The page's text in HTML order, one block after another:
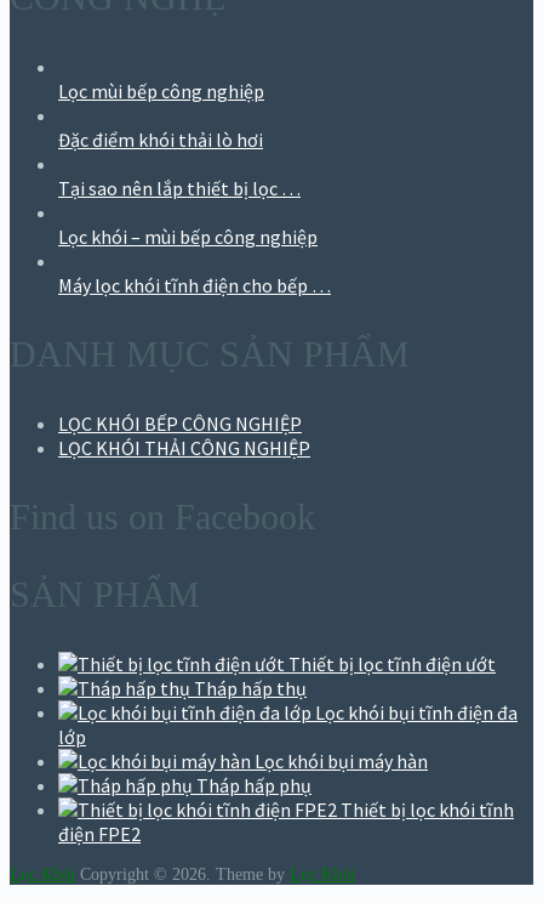
Lọc mùi bếp công nghiệp
Đặc điểm khói thải lò hơi
Tại sao nên lắp thiết bị lọc …
Lọc khói – mùi bếp công nghiệp
Máy lọc khói tĩnh điện cho bếp …
DANH MỤC SẢN PHẨM
LỌC KHÓI BẾP CÔNG NGHIỆP
LỌC KHÓI THẢI CÔNG NGHIỆP
Find us on Facebook
SẢN PHẨM
Thiết bị lọc tĩnh điện ướt
Tháp hấp thụ
Lọc khói bụi tĩnh điện đa
lớp
Lọc khói bụi máy hàn
Tháp hấp phụ
Thiết bị lọc khói tĩnh
điện FPE2
Lọc Khói Copyright © 2026. Theme by Lọc Khói